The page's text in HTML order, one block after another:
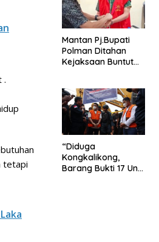
.
tetapi
Mantan Pj.Bupati
Polman Ditahan
Kejaksaan Buntut
Seragam Linmas
Pemilu
“Diduga
Kongkalikong,
Barang Bukti 17 Unit